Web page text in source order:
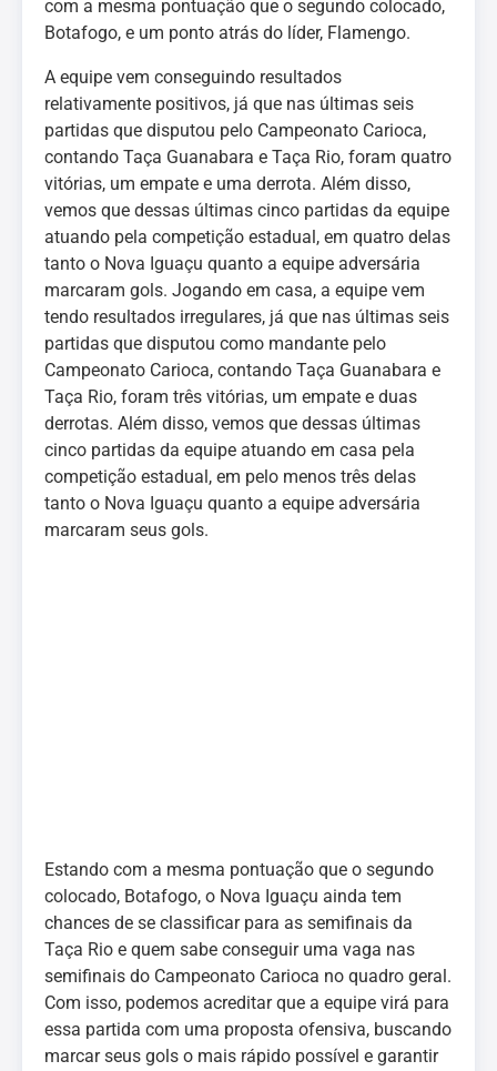
com a mesma pontuação que o segundo colocado,
Botafogo, e um ponto atrás do líder, Flamengo.
A equipe vem conseguindo resultados
relativamente positivos, já que nas últimas seis
partidas que disputou pelo Campeonato Carioca,
contando Taça Guanabara e Taça Rio, foram quatro
vitórias, um empate e uma derrota. Além disso,
vemos que dessas últimas cinco partidas da equipe
atuando pela competição estadual, em quatro delas
tanto o Nova Iguaçu quanto a equipe adversária
marcaram gols. Jogando em casa, a equipe vem
tendo resultados irregulares, já que nas últimas seis
partidas que disputou como mandante pelo
Campeonato Carioca, contando Taça Guanabara e
Taça Rio, foram três vitórias, um empate e duas
derrotas. Além disso, vemos que dessas últimas
cinco partidas da equipe atuando em casa pela
competição estadual, em pelo menos três delas
tanto o Nova Iguaçu quanto a equipe adversária
marcaram seus gols.
Estando com a mesma pontuação que o segundo
colocado, Botafogo, o Nova Iguaçu ainda tem
chances de se classificar para as semifinais da
Taça Rio e quem sabe conseguir uma vaga nas
semifinais do Campeonato Carioca no quadro geral.
Com isso, podemos acreditar que a equipe virá para
essa partida com uma proposta ofensiva, buscando
marcar seus gols o mais rápido possível e garantir